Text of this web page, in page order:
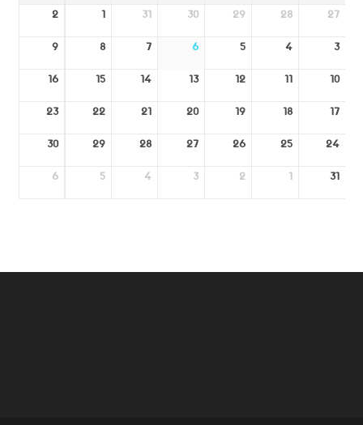
27
28
29
30
31
1
2
3
4
5
6
7
8
9
10
11
12
13
14
15
16
17
18
19
20
21
22
23
24
25
26
27
28
29
30
31
1
2
3
4
5
6